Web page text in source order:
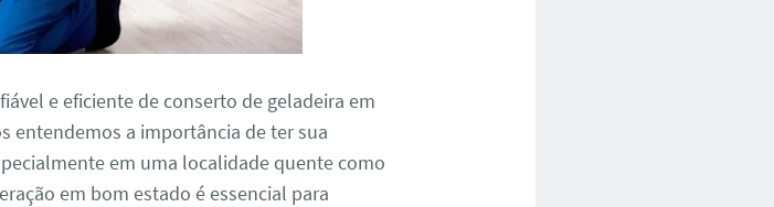
e eficiente de conserto de geladeira em
entendemos a importância de ter sua
em uma localidade quente como
em bom estado é essencial para